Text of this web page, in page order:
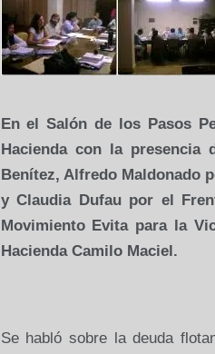
En el Salón de los Pasos
Hacienda con la presencia
Benítez, Alfredo Maldonado
y Claudia Dufau por el
Movimiento Evita para
la
Hacienda Camilo Maciel.
Se habló sobre la deuda